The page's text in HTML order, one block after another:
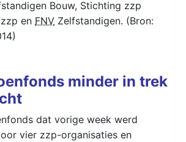
Bouw, Stichting zzp
en FNV Zelfstandigen. (Bron:
minder in trek
dat vorige week werd
vier zzp-organisaties en